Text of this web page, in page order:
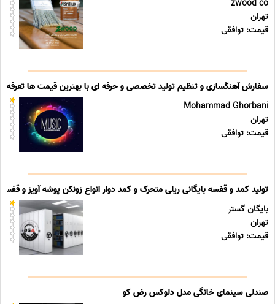
zwood co
تهران
قیمت: توافقی
سفارش آهنگسازی و تنظیم تولید تخصصی و حرفه ای با بهترین قیمت ها تعرفه
Mohammad Ghorbani
تهران
قیمت: توافقی
تولید کمد و قفسه بایگانی ریلی متحرک و کمد دوار انواع زونکن پوشه آویز و قفسه
بایگان گستر
تهران
قیمت: توافقی
صندلی سینمای خانگی مدل دلوکس رض کو